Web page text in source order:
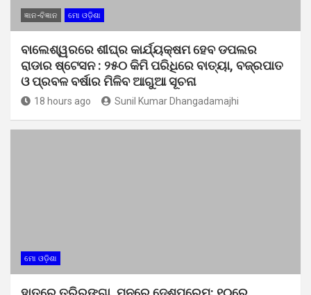
ଜ୍ଞାନ-ବିଜ୍ଞାନ ମୋ ଓଡ଼ିଶା
ବାଲେଶ୍ୱରରେ ଶୀଘ୍ର କାର୍ଯ୍ୟକ୍ଷମ ହେବ ଡପଲର
ରାଡାର ଷ୍ଟେସନ : ୨୫୦ କିମି ପରିଧିରେ ବାତ୍ୟା, ବଜ୍ରପାତ
ଓ ପ୍ରବଳ ବର୍ଷାର ମିଳିବ ଆଗୁଆ ସୂଚନା
18 hours ago Sunil Kumar Dhangadamajhi
ମୋ ଓଡ଼ିଶା